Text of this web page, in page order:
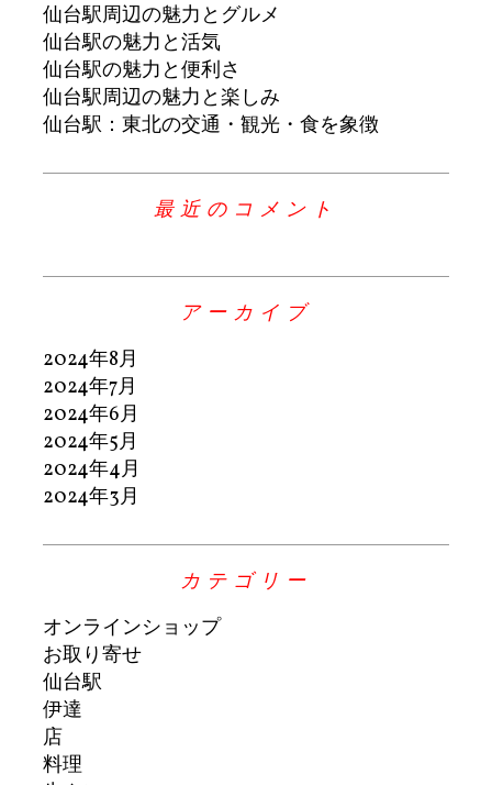
仙台駅周辺の魅力とグルメ
仙台駅の魅力と活気
仙台駅の魅力と便利さ
仙台駅周辺の魅力と楽しみ
仙台駅：東北の交通・観光・食を象徴
最近のコメント
アーカイブ
2024年8月
2024年7月
2024年6月
2024年5月
2024年4月
2024年3月
カテゴリー
オンラインショップ
お取り寄せ
仙台駅
伊達
店
料理